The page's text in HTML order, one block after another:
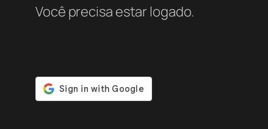
Você precisa estar logado.